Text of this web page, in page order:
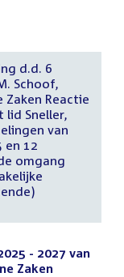
d.d. 6
Schoof,
Zaken Reactie
lid Sneller,
van
en 12
omgang
- 2027 van
Zaken